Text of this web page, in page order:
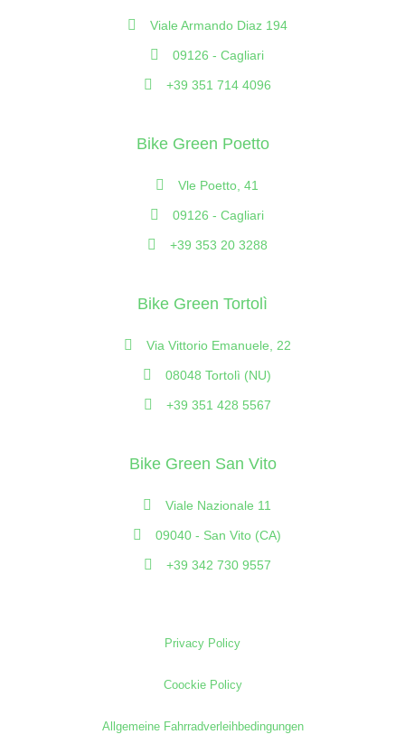
Viale Armando Diaz 194
09126 - Cagliari
+39 351 714 4096
Bike Green Poetto
Vle Poetto, 41
09126 - Cagliari
+39 353 20 3288
Bike Green Tortolì
Via Vittorio Emanuele, 22
08048 Tortolì (NU)
+39 351 428 5567
Bike Green San Vito
Viale Nazionale 11
09040 - San Vito (CA)
+39 342 730 9557
Privacy Policy
Coockie Policy
Allgemeine Fahrradverleihbedingungen